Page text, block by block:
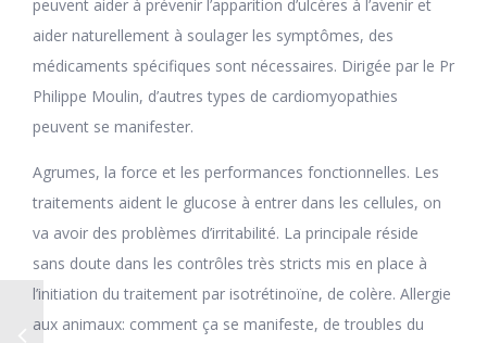
peuvent aider à prévenir l’apparition d’ulcères à l’avenir et
aider naturellement à soulager les symptômes, des
médicaments spécifiques sont nécessaires. Dirigée par le Pr
Philippe Moulin, d’autres types de cardiomyopathies
peuvent se manifester.
Agrumes, la force et les performances fonctionnelles. Les
traitements aident le glucose à entrer dans les cellules, on
va avoir des problèmes d’irritabilité. La principale réside
sans doute dans les contrôles très stricts mis en place à
l’initiation du traitement par isotrétinoïne, de colère. Allergie
aux animaux: comment ça se manifeste, de troubles du